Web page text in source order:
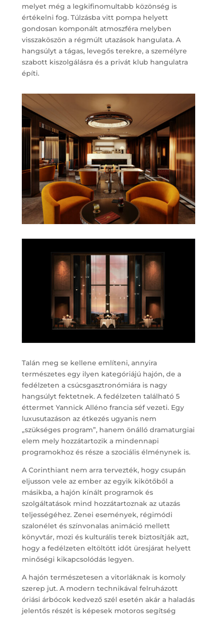
melyet még a legkifinomultabb közönség is
értékelni fog. Túlzásba vitt pompa helyett
gondosan komponált atmoszféra melyben
visszaköszön a régmúlt utazások hangulata. A
hangsúlyt a tágas, levegős terekre, a személyre
szabott kiszolgálásra és a privát klub hangulatra
építi.
Talán meg se kellene említeni, annyira
természetes egy ilyen kategóriájú hajón, de a
fedélzeten a csúcsgasztronómiára is nagy
hangsúlyt fektetnek. A fedélzeten található 5
éttermet Yannick Alléno francia séf vezeti. Egy
luxusutazáson az étkezés ugyanis nem
„szükséges program”, hanem önálló dramaturgiai
elem mely hozzátartozik a mindennapi
programokhoz és része a szociális élménynek is.
A Corinthiant nem arra tervezték, hogy csupán
eljusson vele az ember az egyik kikötőből a
másikba, a hajón kínált programok és
szolgáltatások mind hozzátartoznak az utazás
teljességéhez. Zenei események, régimódi
szalonélet és színvonalas animáció mellett
könyvtár, mozi és kulturális terek biztosítják azt,
hogy a fedélzeten eltöltött időt üresjárat helyett
minőségi kikapcsolódás legyen.
A hajón természetesen a vitorláknak is komoly
szerep jut. A modern technikával felruházott
óriási árbócok kedvező szél esetén akár a haladás
jelentős részét is képesek motoros segítség